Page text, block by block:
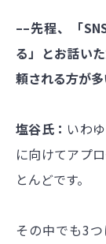
––先程、「
る」とお話い
頼される方が多
塩谷氏： いわ
に向けてアプ
とんどです。
その中でも3